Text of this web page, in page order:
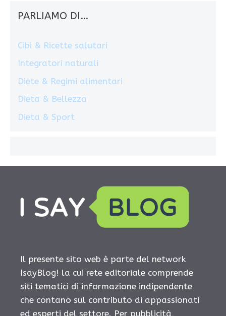
PARLIAMO DI…
Cibi & Ricette salutari
Integratori naturali
Diete & Regimi alimentari
Dieta & Bellezza
Dieta & Sport
Il presente sito web è parte del network
IsayBlog! la cui rete editoriale comprende
siti tematici di informazione indipendente
che contano sul contributo di appassionati
ed esperti del settore. Per pubblicità,